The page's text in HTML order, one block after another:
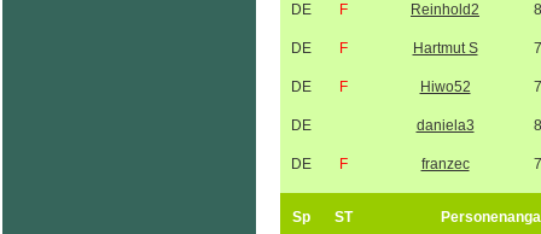
DE F Reinhold2
DE F Hartmut S
DE F Hiwo52
DE daniela3
DE F franzec
Sp ST